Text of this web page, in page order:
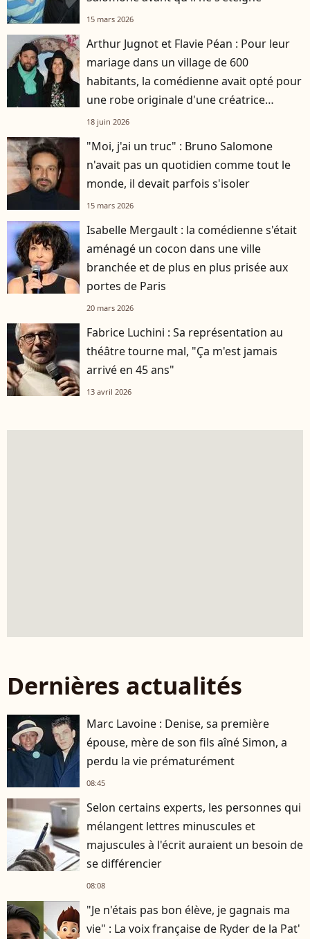
15 mars 2026
Arthur Jugnot et Flavie Péan : Pour leur
mariage dans un village de 600
habitants, la comédienne avait opté pour
une robe originale d'une créatrice
française
18 juin 2026
"Moi, j'ai un truc" : Bruno Salomone
n'avait pas un quotidien comme tout le
monde, il devait parfois s'isoler
15 mars 2026
Isabelle Mergault : la comédienne s'était
aménagé un cocon dans une ville
branchée et de plus en plus prisée aux
portes de Paris
20 mars 2026
Fabrice Luchini : Sa représentation au
théâtre tourne mal, "Ça m'est jamais
arrivé en 45 ans"
13 avril 2026
Dernières actualités
Marc Lavoine : Denise, sa première
épouse, mère de son fils aîné Simon, a
perdu la vie prématurément
08:45
Selon certains experts, les personnes qui
mélangent lettres minuscules et
majuscules à l'écrit auraient un besoin de
se différencier
08:08
"Je n'étais pas bon élève, je gagnais ma
vie" : La voix française de Ryder de la Pat'